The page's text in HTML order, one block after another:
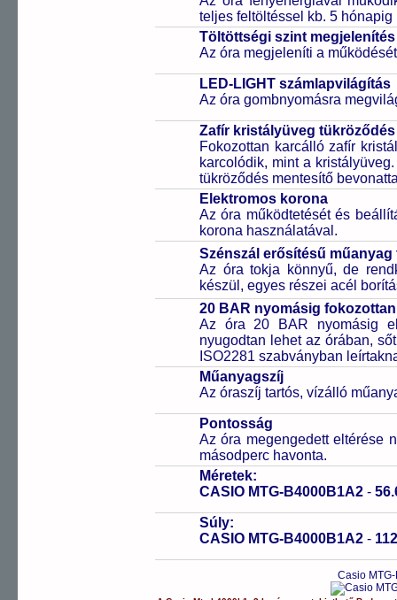
teljes feltöltéssel kb. 5
Töltöttségi szint megjelenítés
Az óra megjeleníti a
LED-LIGHT számlapvilágítás
Az óra gombnyomásra
Zafír kristályüveg
Fokozottan karcálló zafír
karcolódik, mint a
tükröződés mentesítő
Elektromos korona
Az óra működtetését és
korona használatával.
Szénszál erősítésű műanyag
Az óra tokja könnyű, de
készül, egyes részei acél
20 BAR nyomásig
Az óra 20 BAR nyomásig
nyugodtan lehet az órában,
ISO2281 szabványban
Műanyagszíj
Az óraszíj tartós, vízálló
Pontosság
Az óra megengedett eltérése
másodperc havonta.
Méretek:
CASIO MTG-B4000B1A2 -
Súly:
CASIO MTG-B4000B1A2 -
Casio